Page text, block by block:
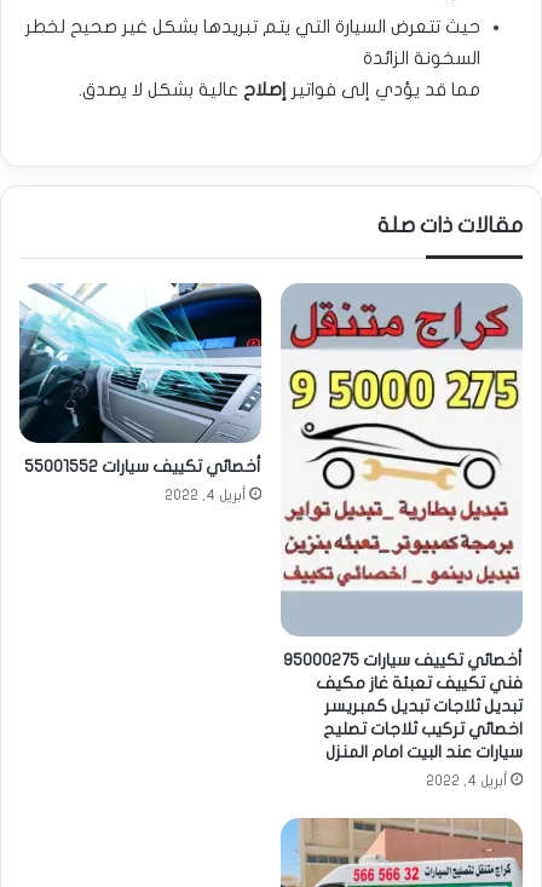
حيث تتعرض السيارة التي يتم تبريدها بشكل غير صحيح لخطر
السخونة الزائدة
مما قد يؤدي إلى فواتير إصلاح عالية بشكل لا يصدق.
مقالات ذات صلة
أخصائي تكييف سيارات 95000275
فني تكييف تعبئة غاز مكيف
تبديل ثلاجات تبديل كمبريسر
اخصائي تركيب ثلاجات تصليح
سيارات عند البيت امام المنزل
أبريل 4, 2022
أخصائي تكييف سيارات 55001552
أبريل 4, 2022